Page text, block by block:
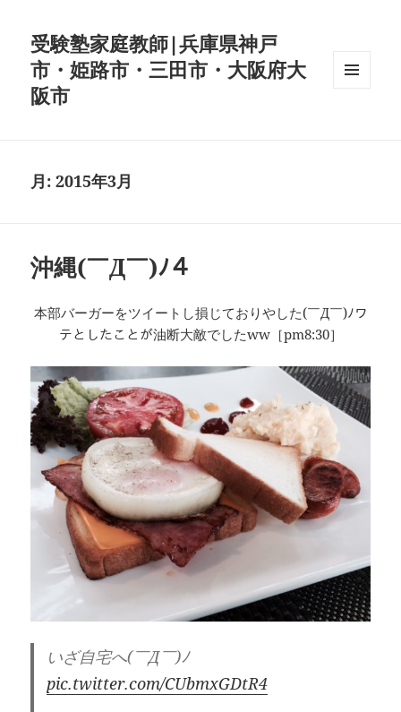
受験塾家庭教師|兵庫県神戸
市・姫路市・三田市・大阪府大
阪市
月:2015年3月
沖縄(￣Д￣)ﾉ４
本部バーガーをツイートし損じておりやした(￣Д￣)ﾉワ
テとしたことが油断大敵でしたww［pm8:30］
いざ自宅へ(￣Д￣)ﾉ
pic.twitter.com/CUbmxGDtR4